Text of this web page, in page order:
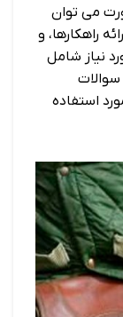
می توان
راهکارها، و
نیاز شامل
استفاده